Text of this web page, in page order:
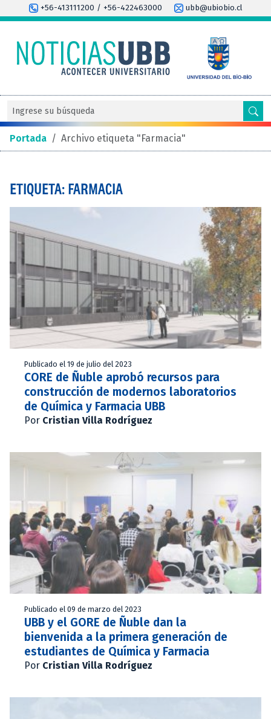
+56-413111200 / +56-422463000 ubb@ubiobio.cl
Portada / Archivo etiqueta "Farmacia"
ETIQUETA: FARMACIA
Publicado el 19 de julio del 2023
CORE de Ñuble aprobó recursos para
construcción de modernos laboratorios
de Química y Farmacia UBB
Por Cristian Villa Rodríguez
Publicado el 09 de marzo del 2023
UBB y el GORE de Ñuble dan la
bienvenida a la primera generación de
estudiantes de Química y Farmacia
Por Cristian Villa Rodríguez